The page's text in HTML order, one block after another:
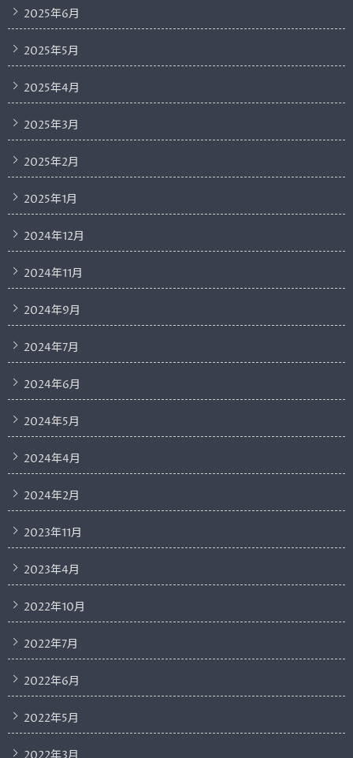
2025年6月
2025年5月
2025年4月
2025年3月
2025年2月
2025年1月
2024年12月
2024年11月
2024年9月
2024年7月
2024年6月
2024年5月
2024年4月
2024年2月
2023年11月
2023年4月
2022年10月
2022年7月
2022年6月
2022年5月